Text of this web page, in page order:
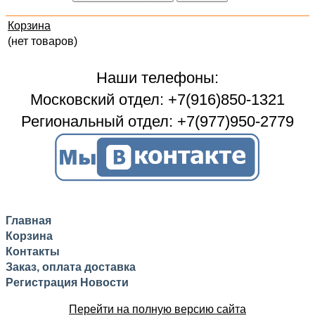
Корзина
(нет товаров)
Наши телефоны:
Московский отдел: +7(916)850-1321
Региональный отдел: +7(977)950-2779
Главная
Корзина
Контакты
Заказ, оплата доставка
Регистрация Новости
Перейти на полную версию сайта